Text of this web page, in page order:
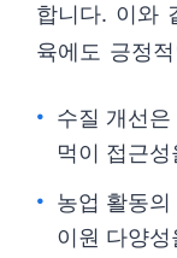
합니다. 이와
육에도 긍정
수질 개선
먹이 접근
농업 활동
이원 다양